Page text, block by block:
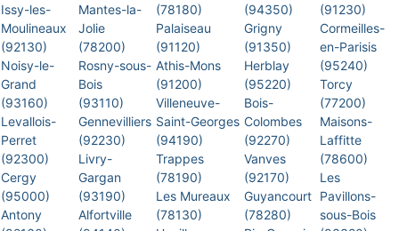
Issy-les-
Moulineaux
(92130)
Noisy-le-
Grand
(93160)
Levallois-
Perret
(92300)
Cergy
(95000)
Antony
Mantes-la-
Jolie
(78200)
Rosny-sous-
Bois
(93110)
Gennevilliers
(92230)
Livry-
Gargan
(93190)
Alfortville
(78180)
Palaiseau
(91120)
Athis-Mons
(91200)
Villeneuve-
Saint-Georges
(94190)
Trappes
(78190)
Les Mureaux
(78130)
(94350)
Grigny
(91350)
Herblay
(95220)
Bois-
Colombes
(92270)
Vanves
(92170)
Guyancourt
(78280)
(91230)
Cormeilles-
en-Parisis
(95240)
Torcy
(77200)
Maisons-
Laffitte
(78600)
Les
Pavillons-
sous-Bois